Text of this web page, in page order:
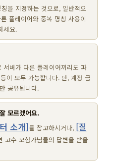
을 지정하는 것으로, 일반적으
플레이어와 중복 명칭 사용이
세요.
서버가 다른 플레이어끼리도 파
이 모두 가능합니다. 단, 계정 금
공유됩니다.
모르겠어요.
소개]를 참고하시거나, [질
고수 모험가님들의 답변을 받을